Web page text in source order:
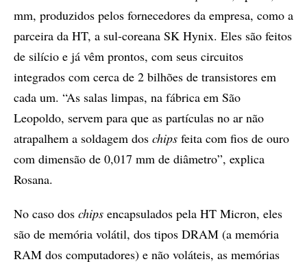
mm, produzidos pelos fornecedores da empresa, como a
parceira da HT, a sul-coreana SK Hynix. Eles são feitos
de silício e já vêm prontos, com seus circuitos
integrados com cerca de 2 bilhões de transistores em
cada um. “As salas limpas, na fábrica em São
Leopoldo, servem para que as partículas no ar não
atrapalhem a soldagem dos chips feita com fios de ouro
com dimensão de 0,017 mm de diâmetro”, explica
Rosana.
No caso dos chips encapsulados pela HT Micron, eles
são de memória volátil, dos tipos DRAM (a memória
RAM dos computadores) e não voláteis, as memórias